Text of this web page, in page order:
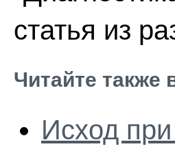
статья из
Читайте также
Исход